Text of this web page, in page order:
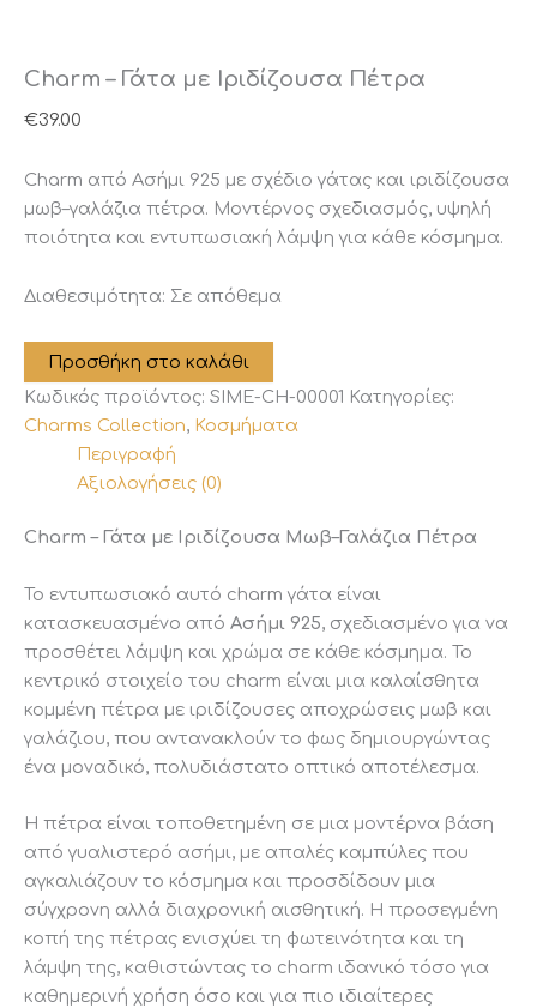
Charm – Γάτα με Ιριδίζουσα Πέτρα
€39.00
Charm από Ασήμι 925 με σχέδιο γάτας και ιριδίζουσα
μωβ–γαλάζια πέτρα. Μοντέρνος σχεδιασμός, υψηλή
ποιότητα και εντυπωσιακή λάμψη για κάθε κόσμημα.
Διαθεσιμότητα: Σε απόθεμα
Charm
Γάτα
με
Ιριδίζουσα
ποσότητα
Προσθήκη στο καλάθι
Κωδικός προϊόντος: SIME-CH-00001 Κατηγορίες:
Charms Collection, Κοσμήματα
Περιγραφή
Αξιολογήσεις (0)
Charm – Γάτα με Ιριδίζουσα Μωβ–Γαλάζια Πέτρα
Το εντυπωσιακό αυτό charm γάτα είναι
κατασκευασμένο από Ασήμι 925, σχεδιασμένο για να
προσθέτει λάμψη και χρώμα σε κάθε κόσμημα. Το
κεντρικό στοιχείο του charm είναι μια καλαίσθητα
κομμένη πέτρα με ιριδίζουσες αποχρώσεις μωβ και
γαλάζιου, που αντανακλούν το φως δημιουργώντας
ένα μοναδικό, πολυδιάστατο οπτικό αποτέλεσμα.
Η πέτρα είναι τοποθετημένη σε μια μοντέρνα βάση
από γυαλιστερό ασήμι, με απαλές καμπύλες που
αγκαλιάζουν το κόσμημα και προσδίδουν μια
σύγχρονη αλλά διαχρονική αισθητική. Η προσεγμένη
κοπή της πέτρας ενισχύει τη φωτεινότητα και τη
λάμψη της, καθιστώντας το charm ιδανικό τόσο για
καθημερινή χρήση όσο και για πιο ιδιαίτερες